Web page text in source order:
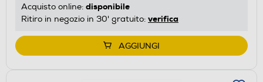
Acquisto online: disponibile
Ritiro in negozio in 30' gratuito: verifica
AGGIUNGI